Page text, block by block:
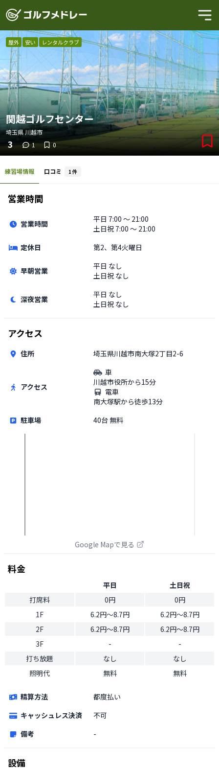
屋外 安い レンタルクラブ
関越ゴルフセンター
埼玉県 川越市
3 1 0
練習場情報 口コミ 1 件
営業時間
営業時間 平日 7:00 〜 21:00
土日祝 7:00 〜 21:00
定休日
第2、第4火曜日
早朝営業 平日 なし
土日祝 なし
深夜営業 平日 なし
土日祝 なし
アクセス
住所 埼玉県川越市南大塚2丁目2-6
アクセス
車
川越市役所から15分
電車
南大塚駅から徒歩13分
駐車場
40台 無料
Google Mapで見る
料金
平日
土日祝
打席料
0円
0円
1F
6.2円〜8.7円
6.2円〜8.7円
2F
6.2円〜8.7円
6.2円〜8.7円
3F
-
-
打ち放題
なし
なし
照明代
無料 無料
精算方法
都度払い
キャッシュレス決済
不可
備考
-
設備